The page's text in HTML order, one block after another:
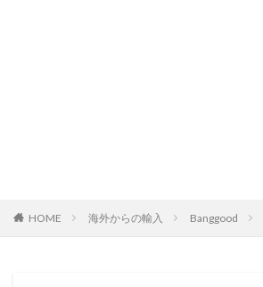
HOME 海外からの輸入 Banggood